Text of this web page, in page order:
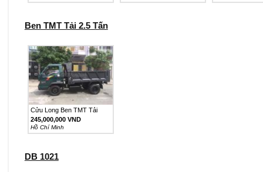
Ben TMT Tải 2.5 Tấn
Cửu Long Ben TMT Tải
2.5...
245,000,000 VND
Hồ Chí Minh
DB 1021